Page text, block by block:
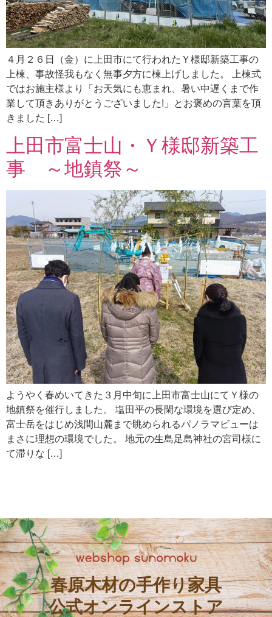
４月２６日（金）に上田市にて行われたＹ様邸新築工事の
上棟、事故怪我もなく無事夕方に棟上げしました。 上棟式
ではお施主様より「お天気にも恵まれ、暑い中遅くまで作
業して頂きありがとうございました!」とお褒めの言葉を頂
きました […]
上田市富士山・Ｙ様邸新築工
事 ～地鎮祭～
ようやく春めいてきた３月中旬に上田市富士山にてＹ様の
地鎮祭を催行しました。 塩田平の長閑な環境を選び定め、
富士岳をはじめ浅間山麓まで眺められるパノラマビューは
まさに理想の環境でした。 地元の生島足島神社の宮司様に
て滞りな […]
春原木材の手作り家具
公式オンラインストア